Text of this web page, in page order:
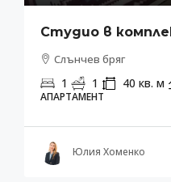
Студио в
Слънчев бряг
1 1 40 кв. м
АПАРТАМЕНТ
Юлия Хоменко